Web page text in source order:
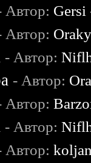
Автор: Gersi
Автор:
- Автор:
- Автор:
Автор:
- Автор:
Автор: